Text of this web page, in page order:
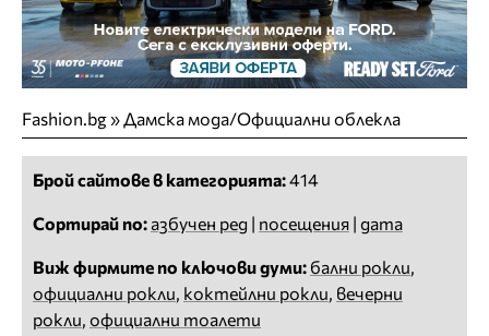
Fashion.bg»Дамска мода/Официални облекла
Брой сайтове в категорията:414
Сортирай по: азбучен ред | посещения | дата
Виж фирмите по ключови думи: бални рокли,
официални рокли, коктейлни рокли, вечерни
рокли, официални тоалети